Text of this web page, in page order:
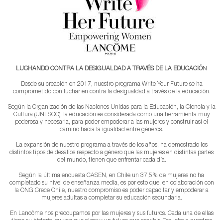
LUCHANDO CONTRA LA DESIGUALDAD A TRAVÉS DE LA EDUCACIÓN
Desde su creación en 2017, nuestro programa Write Your Future se ha
comprometido con luchar en contra la desigualdad a través de la educación.
Según la Organización de las Naciones Unidas para la Educación, la Ciencia y la
Cultura (UNESCO), la educación es considerada como una herramienta muy
poderosa y necesaria, para poder empoderar a las mujeres y construir así el
camino hacia la igualdad entre géneros.
La expansión de nuestro programa a través de los años, ha demostrado los
distintos tipos de desafíos respecto a género que las mujeres en distintas partes
del mundo, tienen que enfrentar cada día.
Según la última encuesta CASEN, en Chile un 37,5% de mujeres no ha
completado su nivel de enseñanza media, es por esto que, en colaboración con
la ONG Crece Chile, nuestro compromiso es poder capacitar y empoderar a
mujeres adultas a completar su educación secundaria.
En Lancôme nos preocupamos por las mujeres y sus futuros. Cada una de ellas